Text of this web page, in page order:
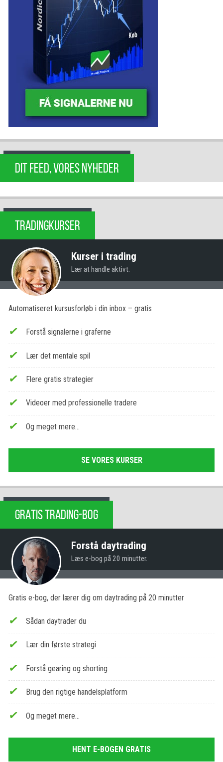
DIT FEED, VORES NYHEDER
TRADINGKURSER
Kurser i trading
Lær at handle aktivt.
Automatiseret kursusforløb i din inbox – gratis
Forstå signalerne i graferne
Lær det mentale spil
Flere gratis strategier
Videoer med professionelle tradere
Og meget mere…
SE VORES KURSER
GRATIS TRADING-BOG
Forstå daytrading
Læs e-bog på 20 minutter.
Gratis e-bog, der lærer dig om daytrading på 20 minutter
Sådan daytrader du
Lær din første strategi
Forstå gearing og shorting
Brug den rigtige handelsplatform
Og meget mere…
HENT E-BOGEN GRATIS